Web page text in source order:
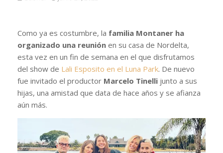
Como ya es costumbre, la familia Montaner ha
organizado una reunión en su casa de Nordelta,
esta vez en un fin de semana en el que disfrutamos
del show de Lali Esposito en el Luna Park. De nuevo
fue invitado el productor Marcelo Tinelli junto a sus
hijas, una amistad que data de hace años y se afianza
aún más.